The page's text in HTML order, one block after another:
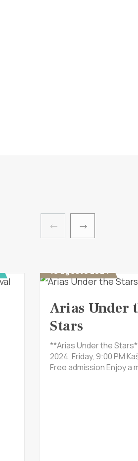
16 agosto 2024
Arias Under
Stars
**Arias Under the
2024, Friday, 9:00 PM
Free admission Enjoy a